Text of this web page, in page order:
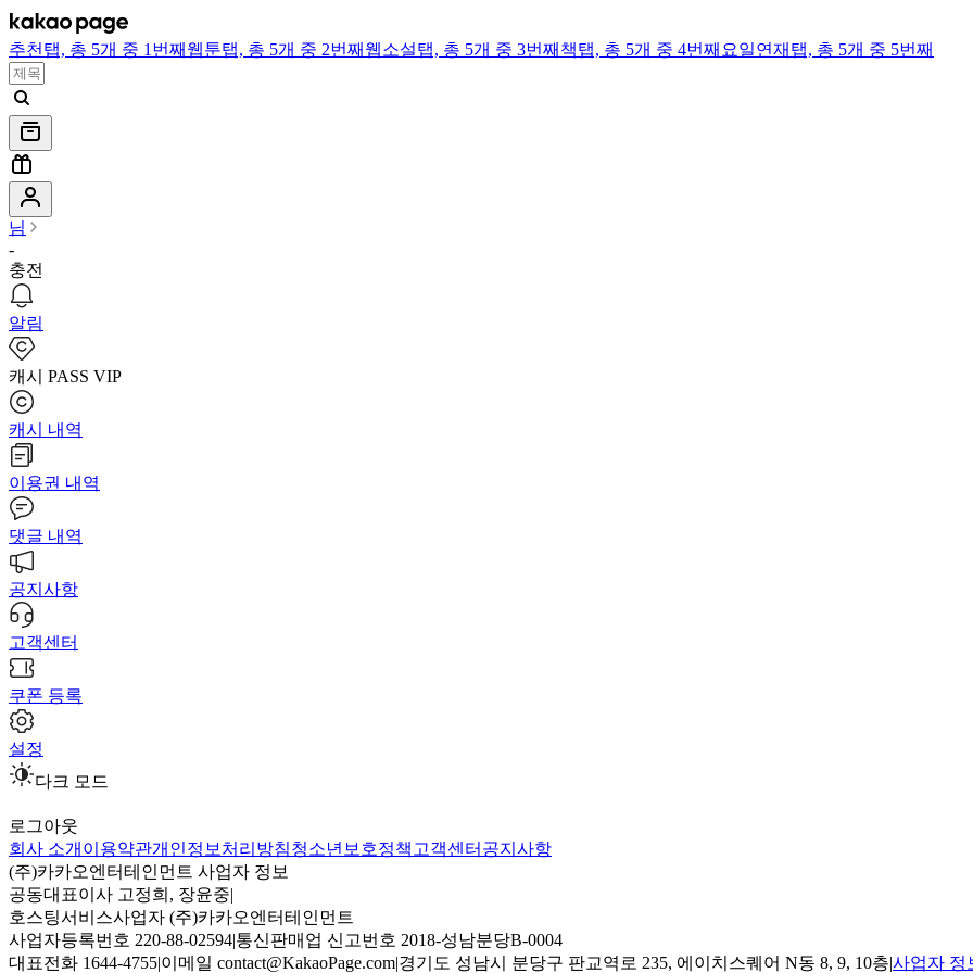
추천 탭, 총 5개 중 1번째 웹툰탭, 총 5개 중 2번째 웹소설탭, 총 5개 중 3번째 책탭, 총 5개 중 4번째 요일연재 탭, 총 5개 중 5번째
님
-
충전
알림
캐시 PASS VIP
캐시 내역
이용권 내역
댓글 내역
공지사항
고객센터
쿠폰 등록
설정
다크 모드
로그아웃
회사 소개 이용약관개인정보처리방침청소년보호정책 고객센터 공지사항
(주)카카오엔터테인먼트 사업자 정보
공동대표이사 고정희, 장윤중|
호스팅서비스사업자 (주)카카오엔터테인먼트
사업자등록번호 220-88-02594|통신판매업 신고번호 2018-성남분당B-0004
대표전화 1644-4755|이메일 contact@KakaoPage.com|경기도 성남시 분당구 판교역로 235, 에이치스퀘어 N동 8, 9, 10층|사업자 정